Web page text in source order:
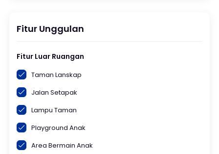
Fitur Unggulan
Fitur Luar Ruangan
Taman Lanskap
Jalan Setapak
Lampu Taman
Playground Anak
Area Bermain Anak